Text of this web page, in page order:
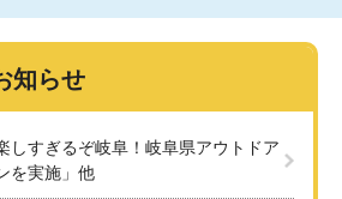
知らせ
しすぎるぞ岐阜！岐阜県アウトドア
を実施」他